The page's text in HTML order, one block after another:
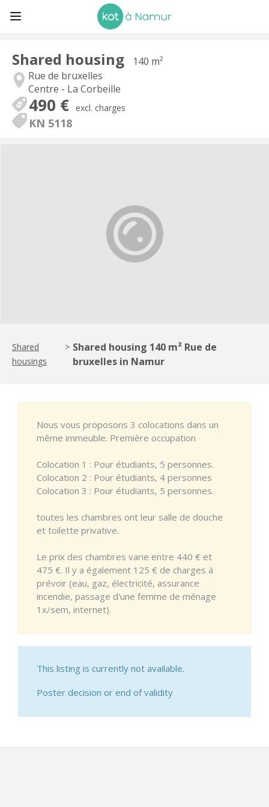
Shared housing
140 m²
Rue de bruxelles
Centre - La Corbeille
490 € excl. charges
KN 5118
Shared
housings
> Shared housing 140 m² Rue de
bruxelles in Namur
Nous vous proposons 3 colocations dans un
même immeuble. Première occupation
Colocation 1 : Pour étudiants, 5 personnes.
Colocation 2 : Pour étudiants, 4 personnes
Colocation 3 : Pour étudiants, 5 personnes.
toutes les chambres ont leur salle de douche
et toilette privative.
Le prix des chambres varie entre 440 € et
475 €. Il y a également 125 € de charges à
prévoir (eau, gaz, électricité, assurance
incendie, passage d'une femme de ménage
1x/sem, internet).
This listing is currently not available.
Poster decision or end of validity